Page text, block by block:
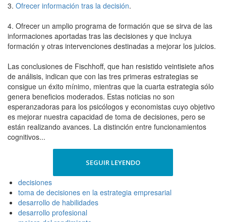
3. Ofrecer información tras la decisión.
4. Ofrecer un amplio programa de formación que se sirva de las
informaciones aportadas tras las decisiones y que incluya
formación y otras intervenciones destinadas a mejorar los juicios.
Las conclusiones de Fischhoff, que han resistido veintisiete años
de análisis, indican que con las tres primeras estrategias se
consigue un éxito mínimo, mientras que la cuarta estrategia sólo
genera beneficios moderados. Estas noticias no son
esperanzadoras para los psicólogos y economistas cuyo objetivo
es mejorar nuestra capacidad de toma de decisiones, pero se
están realizando avances. La distinción entre funcionamientos
cognitivos...
SEGUIR LEYENDO
decisiones
toma de decisiones en la estrategia empresarial
desarrollo de habilidades
desarrollo profesional